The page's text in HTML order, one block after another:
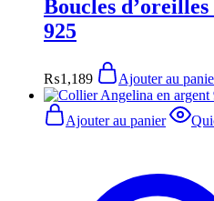
Boucles
925
₨1,189 Ajouter au
Ajouter au panier